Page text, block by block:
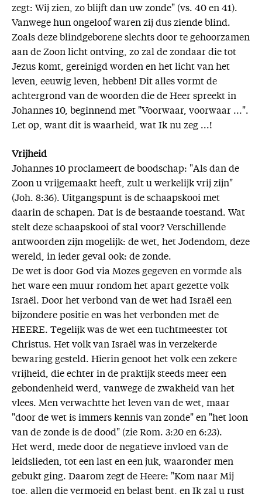
zegt: Wij zien, zo blijft dan uw zonde" (vs. 40 en 41).
Vanwege hun ongeloof waren zij dus ziende blind.
Zoals deze blindgeborene slechts door te gehoorzamen
aan de Zoon licht ontving, zo zal de zondaar die tot
Jezus komt, gereinigd worden en het licht van het
leven, eeuwig leven, hebben! Dit alles vormt de
achtergrond van de woorden die de Heer spreekt in
Johannes 10, beginnend met "Voorwaar, voorwaar ...".
Let op, want dit is waarheid, wat Ik nu zeg ...!
Vrijheid
Johannes 10 proclameert de boodschap: "Als dan de
Zoon u vrijgemaakt heeft, zult u werkelijk vrij zijn"
(Joh. 8:36). Uitgangspunt is de schaapskooi met
daarin de schapen. Dat is de bestaande toestand. Wat
stelt deze schaapskooi of stal voor? Verschillende
antwoorden zijn mogelijk: de wet, het Jodendom, deze
wereld, in ieder geval ook: de zonde.
De wet is door God via Mozes gegeven en vormde als
het ware een muur rondom het apart gezette volk
Israël. Door het verbond van de wet had Israël een
bijzondere positie en was het verbonden met de
HEERE. Tegelijk was de wet een tuchtmeester tot
Christus. Het volk van Israël was in verzekerde
bewaring gesteld. Hierin genoot het volk een zekere
vrijheid, die echter in de praktijk steeds meer een
gebondenheid werd, vanwege de zwakheid van het
vlees. Men verwachtte het leven van de wet, maar
"door de wet is immers kennis van zonde" en "het loon
van de zonde is de dood" (zie Rom. 3:20 en 6:23).
Het werd, mede door de negatieve invloed van de
leidslieden, tot een last en een juk, waaronder men
gebukt ging. Daarom zegt de Heere: "Kom naar Mij
toe, allen die vermoeid en belast bent, en Ik zal u rust